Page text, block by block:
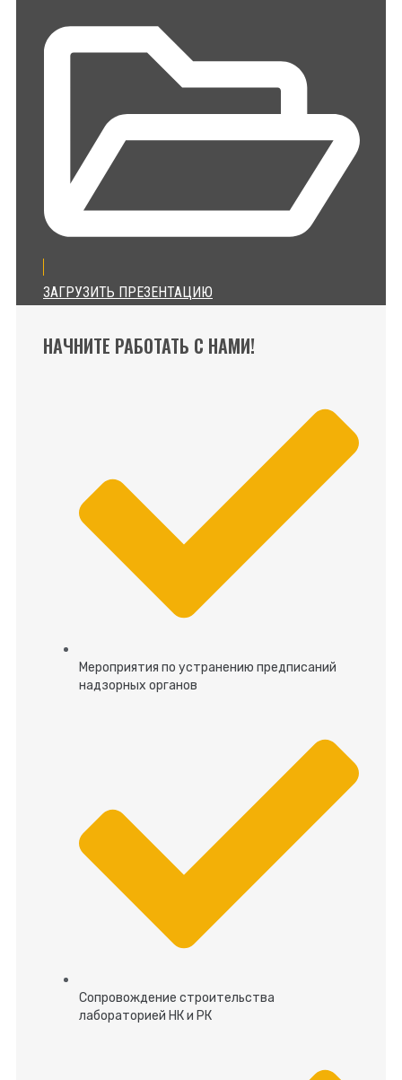
ЗАГРУЗИТЬ ПРЕЗЕНТАЦИЮ
НАЧНИТЕ РАБОТАТЬ С НАМИ!
Мероприятия по устранению предписаний
надзорных органов
Сопровождение строительства
лабораторией НК и РК